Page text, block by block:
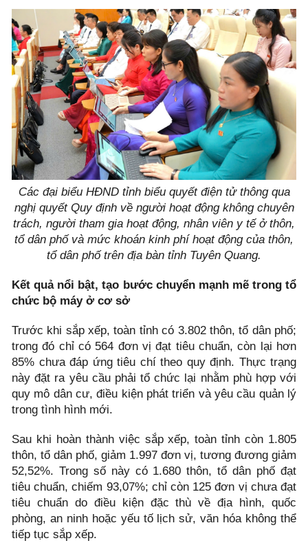
Các đại biểu HĐND tỉnh biểu quyết điện tử thông qua
nghị quyết Quy định về người hoạt động không chuyên
trách, người tham gia hoạt động, nhân viên y tế ở thôn,
tổ dân phố và mức khoán kinh phí hoạt động của thôn,
tổ dân phố trên địa bàn tỉnh Tuyên Quang.
Kết quả nổi bật, tạo bước chuyển mạnh mẽ trong tổ
chức bộ máy ở cơ sở
Trước khi sắp xếp, toàn tỉnh có 3.802 thôn, tổ dân phố;
trong đó chỉ có 564 đơn vị đạt tiêu chuẩn, còn lại hơn
85% chưa đáp ứng tiêu chí theo quy định. Thực trạng
này đặt ra yêu cầu phải tổ chức lại nhằm phù hợp với
quy mô dân cư, điều kiện phát triển và yêu cầu quản lý
trong tình hình mới.
Sau khi hoàn thành việc sắp xếp, toàn tỉnh còn 1.805
thôn, tổ dân phố, giảm 1.997 đơn vị, tương đương giảm
52,52%. Trong số này có 1.680 thôn, tổ dân phố đạt
tiêu chuẩn, chiếm 93,07%; chỉ còn 125 đơn vị chưa đạt
tiêu chuẩn do điều kiện đặc thù về địa hình, quốc
phòng, an ninh hoặc yếu tố lịch sử, văn hóa không thể
tiếp tục sắp xếp.